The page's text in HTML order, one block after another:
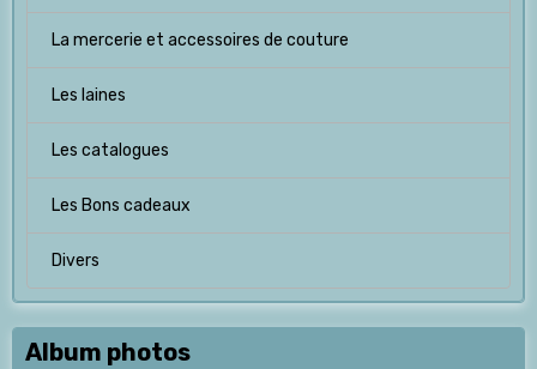
La mercerie et accessoires de couture
Les laines
Les catalogues
Les Bons cadeaux
Divers
Album photos